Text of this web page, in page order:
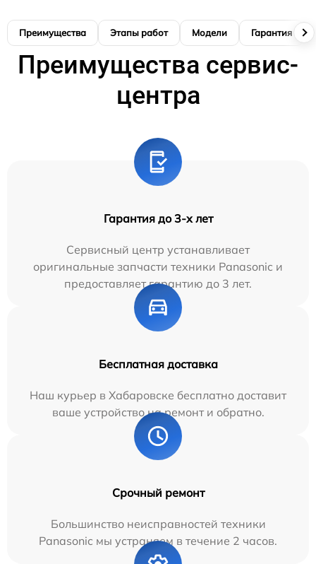
Преимущества Этапы работ Модели Гарантия
Преимущества сервис-
центра
Гарантия до 3-х лет
Сервисный центр устанавливает
оригинальные запчасти техники Panasonic и
предоставляет гарантию до 3 лет.
Бесплатная доставка
Наш курьер в Хабаровске бесплатно доставит
ваше устройство на ремонт и обратно.
Срочный ремонт
Большинство неисправностей техники
Panasonic мы устраняем в течение 2 часов.